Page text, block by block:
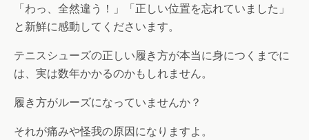
「わっ、全然違う！」「正しい位置を忘れていました」
と新鮮に感動してくださいます。
テニスシューズの正しい履き方が本当に身につくまでに
は、実は数年かかるのかもしれません。
履き方がルーズになっていませんか？
それが痛みや怪我の原因になりますよ。